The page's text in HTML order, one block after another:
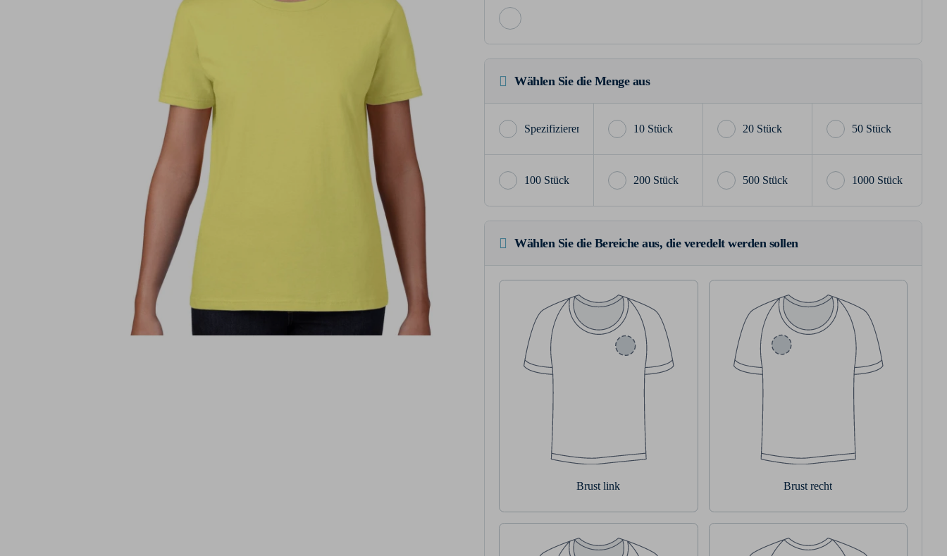
Wählen Sie die Menge aus
10 Stück 20 Stück 50 Stück
100 Stück 200 Stück 500 Stück 1000 Stück
Wählen Sie die Bereiche aus, die veredelt werden sollen
Brust link Brust recht